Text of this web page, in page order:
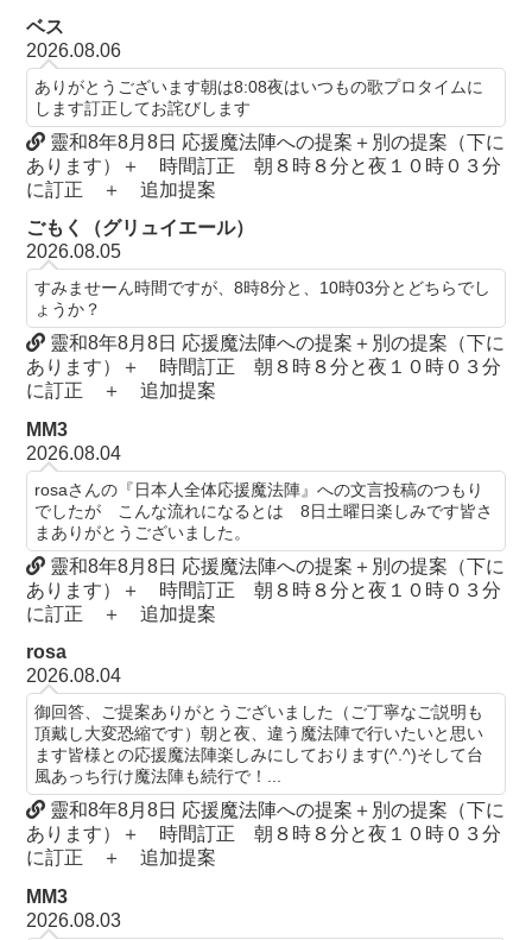
ベス
2026.08.06
ありがとうございます朝は8:08夜はいつもの歌プロタイムに
します訂正してお詫びします
靈和8年8月8日 応援魔法陣への提案＋別の提案（下に
あります）＋ 時間訂正 朝８時８分と夜１０時０３分
に訂正 ＋ 追加提案
ごもく（グリュイエール）
2026.08.05
すみませーん時間ですが、8時8分と、10時03分とどちらでし
ょうか？
靈和8年8月8日 応援魔法陣への提案＋別の提案（下に
あります）＋ 時間訂正 朝８時８分と夜１０時０３分
に訂正 ＋ 追加提案
MM3
2026.08.04
rosaさんの『日本人全体応援魔法陣』への文言投稿のつもり
でしたが こんな流れになるとは 8日土曜日楽しみです皆さ
まありがとうございました。
靈和8年8月8日 応援魔法陣への提案＋別の提案（下に
あります）＋ 時間訂正 朝８時８分と夜１０時０３分
に訂正 ＋ 追加提案
rosa
2026.08.04
御回答、ご提案ありがとうございました（ご丁寧なご説明も
頂戴し大変恐縮です）朝と夜、違う魔法陣で行いたいと思い
ます皆様との応援魔法陣楽しみにしております(^.^)そして台
風あっち行け魔法陣も続行で！...
靈和8年8月8日 応援魔法陣への提案＋別の提案（下に
あります）＋ 時間訂正 朝８時８分と夜１０時０３分
に訂正 ＋ 追加提案
MM3
2026.08.03